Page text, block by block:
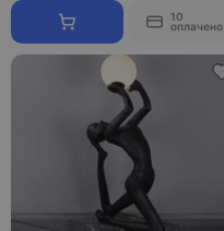
10
оплачено